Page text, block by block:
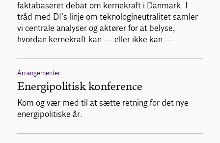
faktabaseret debat om kernekraft i Danmark. I
tråd med DI's linje om teknologineutralitet samler
vi centrale analyser og aktører for at belyse,
hvordan kernekraft kan — eller ikke kan —…
Arrangementer
Energipolitisk konference
Kom og vær med til at sætte retning for det nye
energipolitiske år.